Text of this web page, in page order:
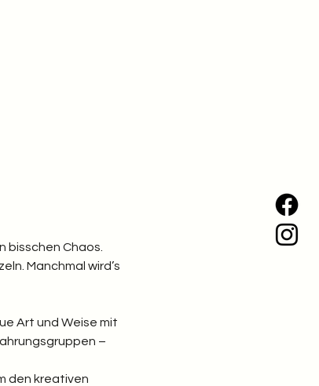
bisschen Chaos.
Manchmal wird’s
Art und Weise mit
–
den kreativen